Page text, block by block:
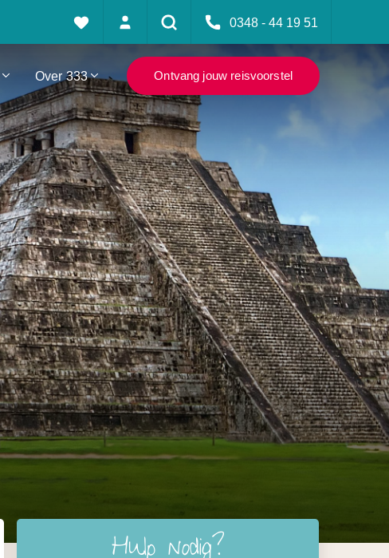
0348 - 44 19 51
Over 333 Ontvang jouw reisvoorstel
Hulp nodig?